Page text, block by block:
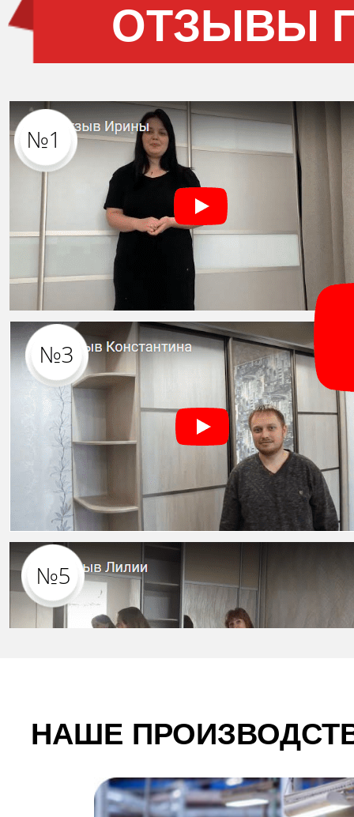
ОТЗЫВЫ
НАШЕ